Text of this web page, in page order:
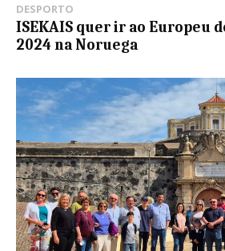
DESPORTO
ISEKAIS quer ir ao Europeu
2024 na Noruega